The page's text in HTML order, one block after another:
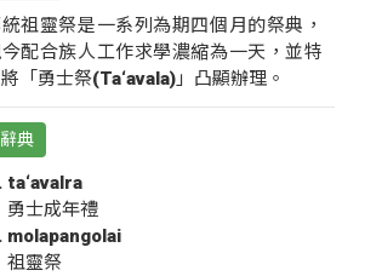
祖靈祭是一系列為期四個月的祭典，
配合族人工作求學濃縮為一天，並特
「勇士祭(Ta‘avala)」凸顯辦理。
典
ta‘avalra
勇士成年禮
molapangolai
祖靈祭